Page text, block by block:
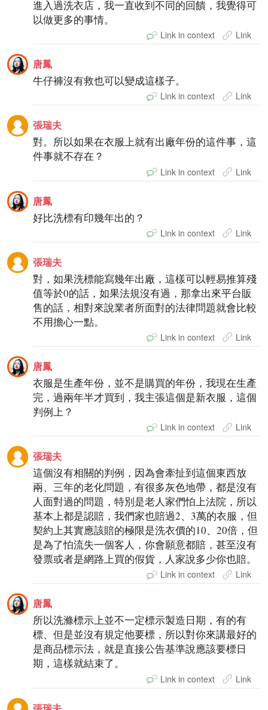
進入過洗衣店，我一直收到不同的回饋，我覺得可
以做更多的事情。
Link in context Link
唐鳳
牛仔褲沒有救也可以變成這樣子。
Link in context Link
張瑞夫
對。所以如果在衣服上就有出廠年份的這件事，這
件事就不存在？
Link in context Link
唐鳳
好比洗標有印幾年出的？
Link in context Link
張瑞夫
對，如果洗標能寫幾年出廠，這樣可以輕易推算殘
值等於0的話，如果法規沒有過，那拿出來平台販
售的話，相對來說業者所面對的法律問題就會比較
不用擔心一點。
Link in context Link
唐鳳
衣服是生產年份，並不是購買的年份，我現在生產
完，過兩年半才買到，我主張這個是新衣服，這個
判例上？
Link in context Link
張瑞夫
這個沒有相關的判例，因為會牽扯到這個東西放
兩、三年的老化問題，有很多灰色地帶，都是沒有
人面對過的問題，特別是老人家們怕上法院，所以
基本上都是認賠，我們家也賠過2、3萬的衣服，但
契約上其實應該賠的極限是洗衣價的10、20倍，但
是為了怕流失一個客人，你會願意都賠，甚至沒有
發票或者是網路上買的假貨，人家說多少你也賠。
Link in context Link
唐鳳
所以洗滌標示上並不一定標示製造日期，有的有
標、但是並沒有規定他要標，所以對你來講最好的
是商品標示法，就是直接公告基準說應該要標日
期，這樣就結束了。
Link in context Link